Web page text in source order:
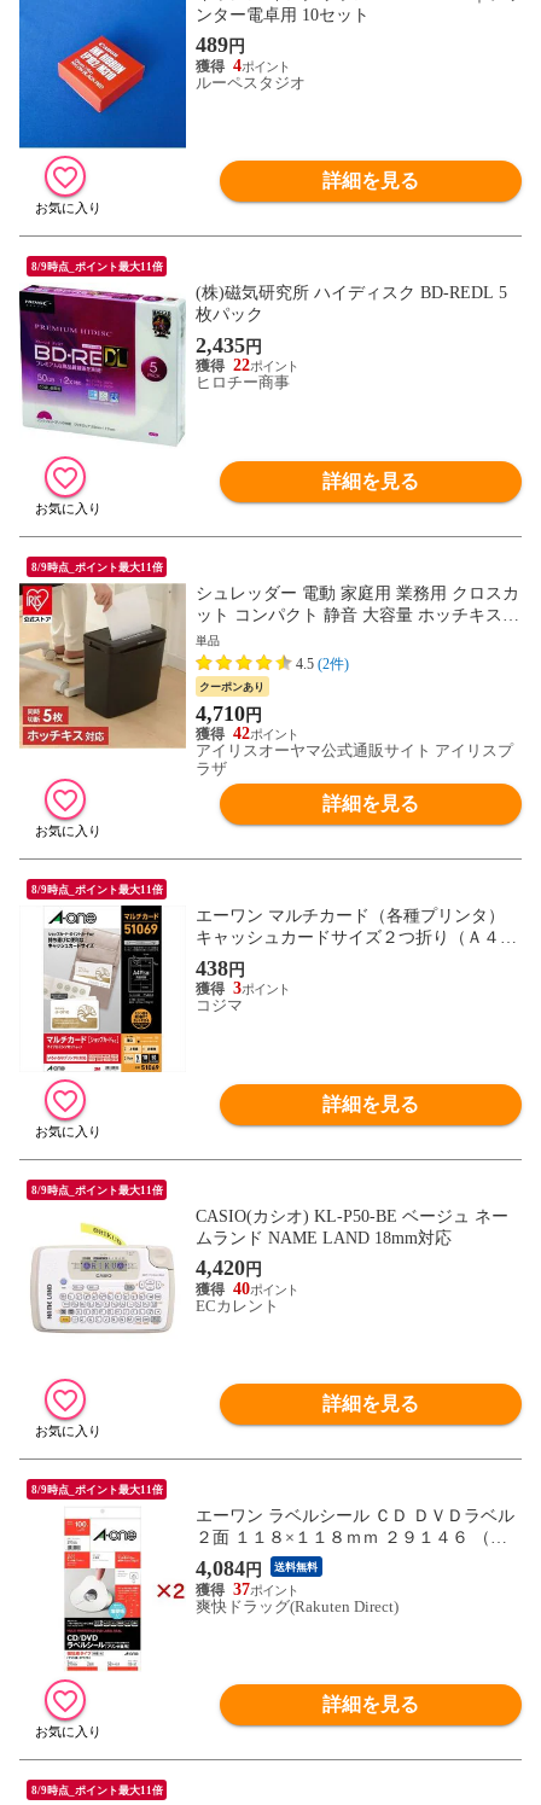
ンター電卓用 10セット
489円
4
ルーペスタジオ
詳細を見る
8/9時点_ポイント最大11倍
(株)磁気研究所 ハイディスク BD-REDL 5
枚パック
2,435円
22
ヒロチー商事
詳細を見る
8/9時点_ポイント最大11倍
シュレッダー 電動 家庭用 業務用 クロスカ
ット コンパクト 静音 大容量 ホッチキス対
応 A4 5枚 ブラック パーソナルシュレッダ
ー アイリスオーヤマ P5GCX2 [家電]
単品
4.5 (2件)
クーポンあり
4,710円
42
アイリスオーヤマ公式通販サイト アイリスプ
ラザ
詳細を見る
8/9時点_ポイント最大11倍
エーワン マルチカード（各種プリンタ）
キャッシュカードサイズ２つ折り（Ａ４・
５面×１０シート） 51069
438円
3
コジマ
詳細を見る
8/9時点_ポイント最大11倍
CASIO(カシオ) KL-P50-BE ベージュ ネー
ムランド NAME LAND 18mm対応
4,420円
40
ECカレント
詳細を見る
8/9時点_ポイント最大11倍
エーワン ラベルシール ＣＤ ＤＶＤラベル
２面 １１８×１１８ｍｍ ２９１４６ （５
０シート入×２セット）
4,084円 送料無料
37
爽快ドラッグ(Rakuten Direct)
詳細を見る
8/9時点_ポイント最大11倍